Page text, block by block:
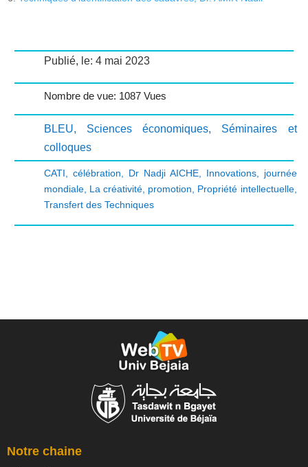
Publié, le: 4 mai 2023
Nombre de vue: 1087 Vues
BLEU, Sciences économiques, Séminaires et
colloques
CATI célébration Dr Nadji AICHE, Innovations, journée
mondiale, La créativité, promotion Propriété intellectuelle,
Transfert des Techniques
Notre chaine